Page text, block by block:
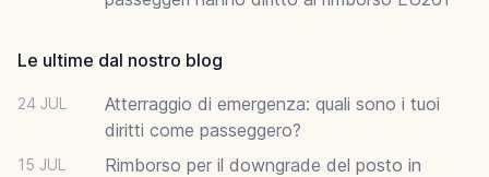
Le ultime dal nostro blog
24 JUL
Atterraggio di emergenza: quali sono i tuoi
diritti come passeggero?
15 JUL
Rimborso per il downgrade del posto in